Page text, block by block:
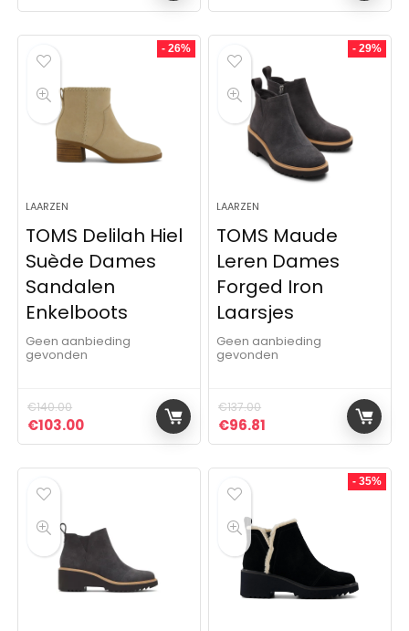
- 26%
LAARZEN
TOMS Delilah Hiel
Suède Dames
Sandalen
Enkelboots
Geen aanbieding
gevonden
€140.00
Oorspronkelijke prijs was: €140.00.
€103.00Huidige prijs is: €103.00.
- 29%
LAARZEN
TOMS Maude
Leren Dames
Forged Iron
Laarsjes
Geen aanbieding
gevonden
€137.00
Oorspronkelijke prijs was:
€96.81 Huidige prijs is:
- 35%